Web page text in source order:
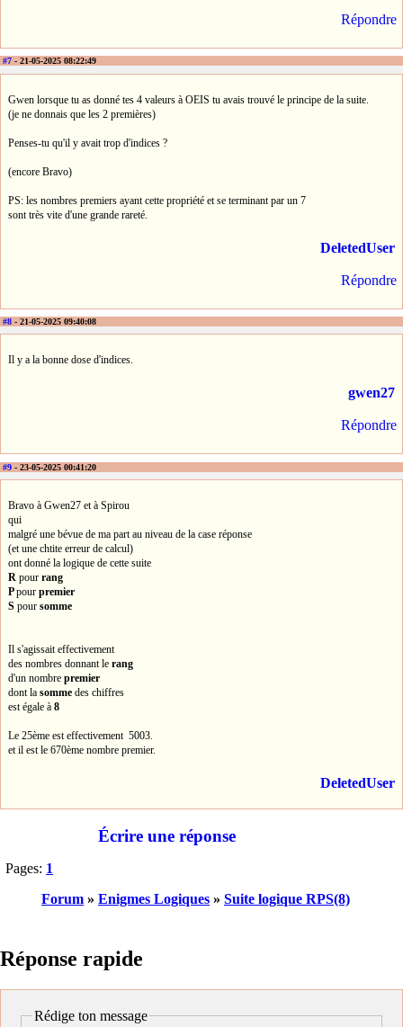
Répondre
#7 - 21-05-2025 08:22:49
Gwen lorsque tu as donné tes 4 valeurs à OEIS tu avais trouvé le principe de la suite.
(je ne donnais que les 2 premières)
Penses-tu qu'il y avait trop d'indices ?
(encore Bravo)
PS: les nombres premiers ayant cette propriété et se terminant par un 7
sont très vite d'une grande rareté.
DeletedUser
Répondre
#8 - 21-05-2025 09:40:08
Il y a la bonne dose d'indices.
gwen27
Répondre
#9 - 23-05-2025 00:41:20
Bravo à Gwen27 et à Spirou
qui
malgré une bévue de ma part au niveau de la case réponse
(et une chtite erreur de calcul)
ont donné la logique de cette suite
R pour rang
Ppour premier
S pour somme
Il s'agissait effectivement
des nombres donnant le rang
d'un nombre premier
dont la somme des chiffres
est égale à 8
Le 25ème est effectivement 5003.
et il est le 670ème nombre premier.
DeletedUser
Écrire une réponse
Pages: 1
Forum » Enigmes Logiques » Suite logique RPS(8)
Réponse rapide
Rédige ton message